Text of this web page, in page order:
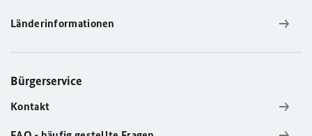
Länderinformationen
Bürgerservice
Kontakt